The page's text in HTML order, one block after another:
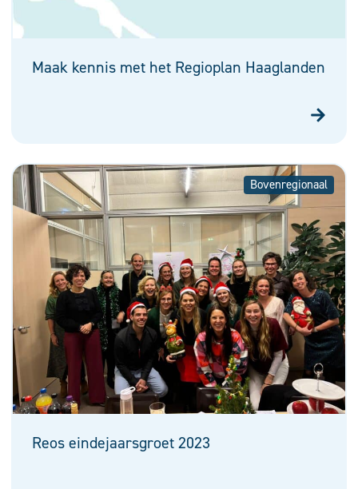
Maak kennis met het Regioplan Haaglanden
Bovenregionaal
Reos eindejaarsgroet 2023